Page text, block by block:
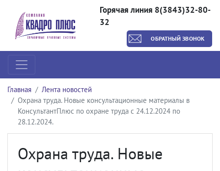
Горячая линия 8(3843)32-80-
32
ОБРАТНЫЙ ЗВОНОК
Главная
Лента новостей
Охрана труда. Новые консультационные материалы в
КонсультантПлюс по охране труда с 24.12.2024 по
28.12.2024.
Охрана труда. Новые